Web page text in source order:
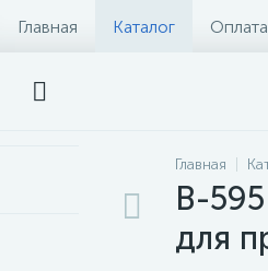
Главная Каталог
Главная
B-
для